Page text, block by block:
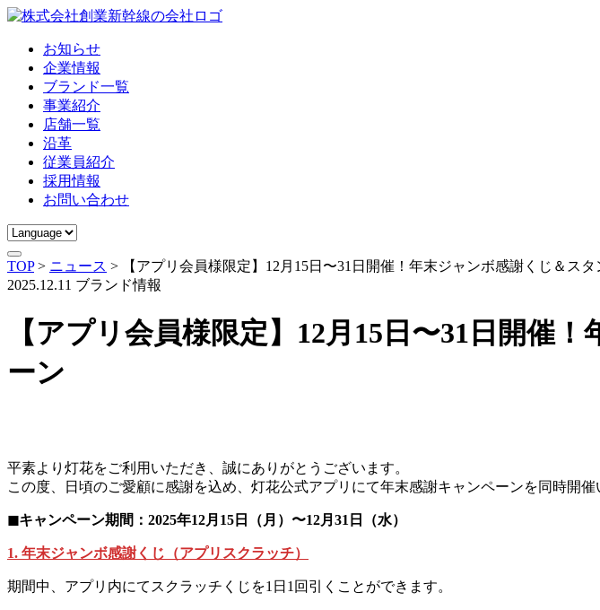
お知らせ
企業情報
ブランド一覧
事業紹介
店舗一覧
沿革
従業員紹介
採用情報
お問い合わせ
TOP> ニュース >
【アプリ会員様限定】12月15日〜31日開催！年末ジャンボ感謝くじ＆ス
2025.12.11 ブランド情報
【アプリ会員様限定】12月15日〜31日開催
ーン
平素より灯花をご利用いただき、誠にありがとうございます。
この度、日頃のご愛顧に感謝を込め、灯花公式アプリにて年末感謝キャンペーンを同時開催
◼︎キャンペーン期間：2025年12月15日（月）〜12月31日（水）
1. 年末ジャンボ感謝くじ（アプリスクラッチ）
期間中、アプリ内にてスクラッチくじを1日1回引くことができます。